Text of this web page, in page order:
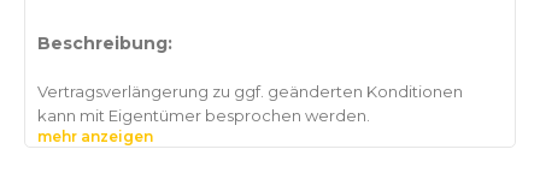
Beschreibung:
Vertragsverlängerung zu ggf. geänderten Konditionen
mehr anzeigen